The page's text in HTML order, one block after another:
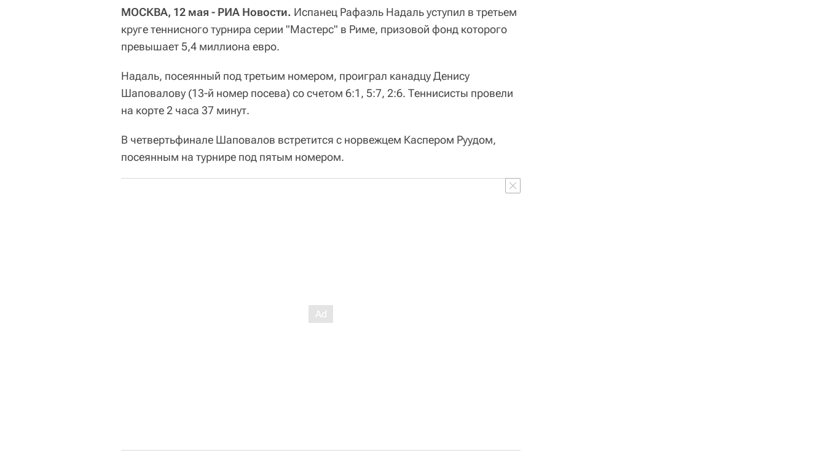
МОСКВА, 12 мая - РИА Новости. Испанец Рафаэль Надаль уступил в третьем
круге теннисного турнира серии "Мастерс" в Риме, призовой фонд которого
превышает 5,4 миллиона евро.
Надаль, посеянный под третьим номером, проиграл канадцу Денису
Шаповалову (13-й номер посева) со счетом 6:1, 5:7, 2:6. Теннисисты провели
на корте 2 часа 37 минут.
В четвертьфинале Шаповалов встретится с норвежцем Каспером Руудом,
посеянным на турнире под пятым номером.